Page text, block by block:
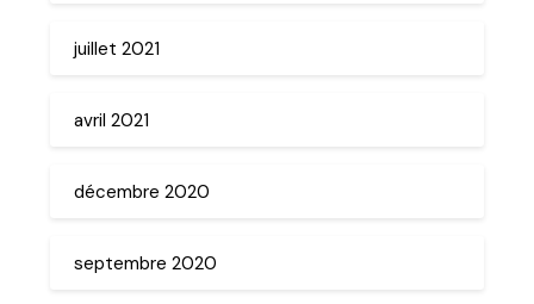
juillet 2021
avril 2021
décembre 2020
septembre 2020